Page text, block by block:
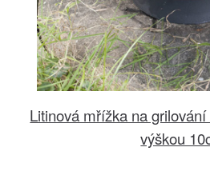
Litinová mřížka na
výškou